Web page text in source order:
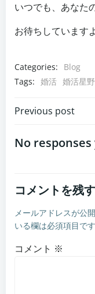
いつでも、あなた
お待ちしています
Categories:
Blog
Tags: 婚活 婚活星
投
稿
ビ
ゲ
ー
Previous post
No
コメントを残す
メールアドレスが公
いる欄は必須項目です
コメント ※